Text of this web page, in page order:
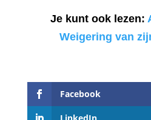
Je kunt ook lezen:
Weigering van
Facebook
LinkedIn